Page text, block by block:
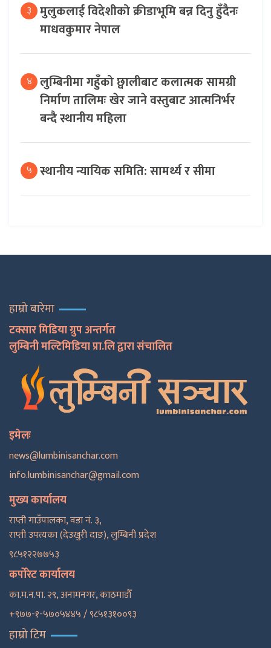
३ मुलुकलाई विदेशीको क्रीडाभूमि बन्न दिनु हुँदैनः
माधवकुमार नेपाल
४ लुम्बिनीमा गहुँको छ्वालीबाट कलात्मक सामग्री
निर्माण तालिमः खेर जाने वस्तुबाट आत्मनिर्भर
बन्दै स्थानीय महिला
५ स्थानीय न्यायिक समिति: सामर्थ्य र सीमा
हाम्रो बारेमा
टक्सार मिडिया ग्रुप अन्तर्गत
लुम्बिनी मल्टिमिडिया प्रा.लि द्वारा संचालित
इमेलः
news@lumbinisanchar.com
info.lumbinisanchar@gmail.com
मुख्य कार्यालय
राप्ती गाउँपालका, वडा नं. ३,
राप्ती उपत्यका (देउखुरी दाङ), लुम्बिनी प्रदेश
९८५१२२७७५३
कर्पोरेट कार्यालय
का.म.न.पा. २९, अनामनगर, काठमाडाैँ
+९७७-१-५७०५४४५ / ९८५१३१००९३
हाम्रो टिम